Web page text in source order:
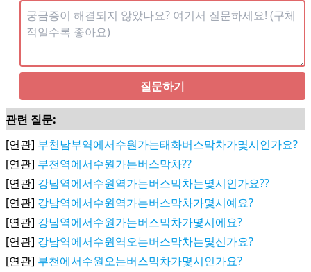
질문하기
관련 질문:
[연관] 부천남부역에서수원가는태화버스막차가몇시인가요?
[연관] 부천역에서수원가는버스막차??
[연관] 강남역에서수원역가는버스막차는몇시인가요??
[연관] 강남역에서수원역가는버스막차가몇시예요?
[연관] 강남역에서수원가는버스막차가몇시에요?
[연관] 강남역에서수원역오는버스막차는몇신가요?
[연관] 부천에서수원오는버스막차가몇시인가요?